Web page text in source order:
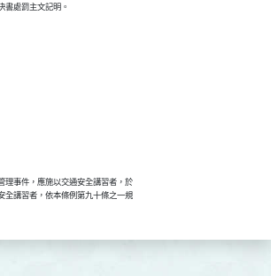
理事件，應施以交通安全講習者，於
全講習者，依本條例第九十條之一規